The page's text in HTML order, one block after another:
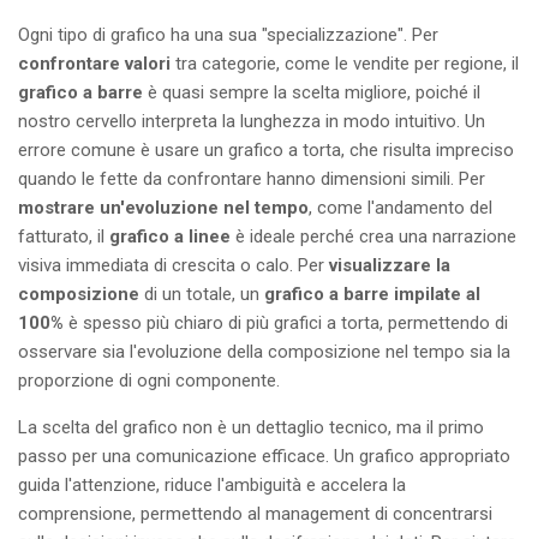
Ogni tipo di grafico ha una sua "specializzazione". Per
confrontare valori tra categorie, come le vendite per regione, il
grafico a barre è quasi sempre la scelta migliore, poiché il
nostro cervello interpreta la lunghezza in modo intuitivo. Un
errore comune è usare un grafico a torta, che risulta impreciso
quando le fette da confrontare hanno dimensioni simili. Per
mostrare un'evoluzione nel tempo, come l'andamento del
fatturato, il grafico a linee è ideale perché crea una narrazione
visiva immediata di crescita o calo. Pervisualizzare la
composizione di un totale, un grafico a barre impilate al
100% è spesso più chiaro di più grafici a torta, permettendo di
osservare sia l'evoluzione della composizione nel tempo sia la
proporzione di ogni componente.
La scelta del grafico non è un dettaglio tecnico, ma il primo
passo per una comunicazione efficace. Un grafico appropriato
guida l'attenzione, riduce l'ambiguità e accelera la
comprensione, permettendo al management di concentrarsi